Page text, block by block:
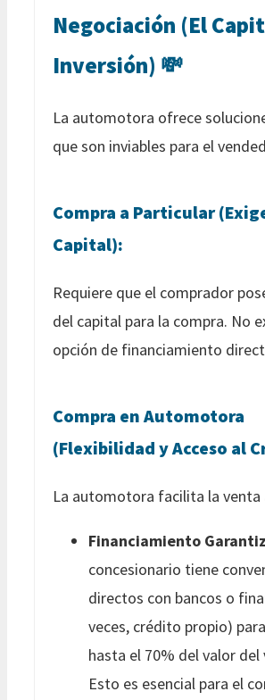
Negociación (El
Inversión) 💸
La automotora ofrece
que son inviables para el
Compra a Particular
Capital):
Requiere que el comprador
del capital para la compra. No
opción de financiamiento
Compra en Automotora
(Flexibilidad y Acceso al
La automotora facilita la venta
Financiamiento
concesionario tiene
directos con bancos o
veces, crédito propio)
hasta el 70% del valor del
Esto es esencial para el